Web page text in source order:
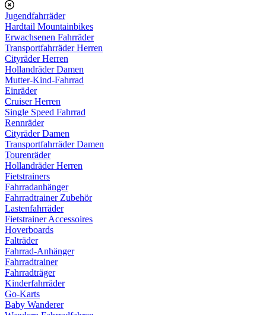
Jugendfahrräder
Hardtail Mountainbikes
Erwachsenen Fahrräder
Transportfahrräder Herren
Cityräder Herren
Hollandräder Damen
Mutter-Kind-Fahrrad
Einräder
Cruiser Herren
Single Speed Fahrrad
Rennräder
Cityräder Damen
Transportfahrräder Damen
Tourenräder
Hollandräder Herren
Fietstrainers
Fahrradanhänger
Fahrradtrainer Zubehör
Lastenfahrräder
Fietstrainer Accessoires
Hoverboards
Falträder
Fahrrad-Anhänger
Fahrradtrainer
Fahrradträger
Kinderfahrräder
Go-Karts
Baby Wanderer